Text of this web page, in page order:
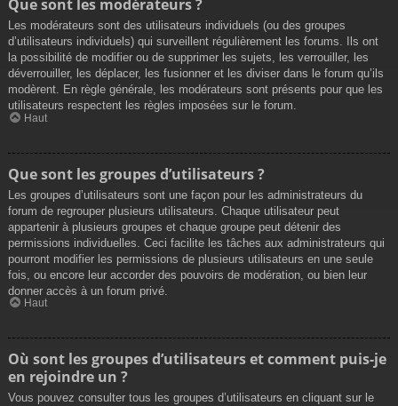
Que sont les modérateurs ?
Les modérateurs sont des utilisateurs individuels (ou des groupes
d’utilisateurs individuels) qui surveillent régulièrement les forums. Ils ont
la possibilité de modifier ou de supprimer les sujets, les verrouiller, les
déverrouiller, les déplacer, les fusionner et les diviser dans le forum qu’ils
modèrent. En règle générale, les modérateurs sont présents pour que les
utilisateurs respectent les règles imposées sur le forum.
Haut
Que sont les groupes d’utilisateurs ?
Les groupes d’utilisateurs sont une façon pour les administrateurs du
forum de regrouper plusieurs utilisateurs. Chaque utilisateur peut
appartenir à plusieurs groupes et chaque groupe peut détenir des
permissions individuelles. Ceci facilite les tâches aux administrateurs qui
pourront modifier les permissions de plusieurs utilisateurs en une seule
fois, ou encore leur accorder des pouvoirs de modération, ou bien leur
donner accès à un forum privé.
Haut
Où sont les groupes d’utilisateurs et comment puis-je
en rejoindre un ?
Vous pouvez consulter tous les groupes d’utilisateurs en cliquant sur le